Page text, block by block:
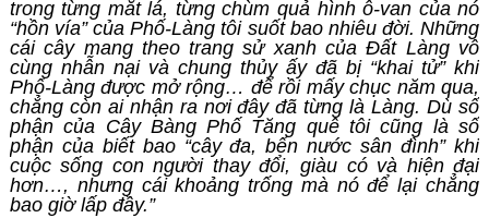
trong từng mắt lá, từng chùm quả hình ô-van của nó
“hồn vía” của Phố-Làng tôi suốt bao nhiêu đời. Những
cái cây mang theo trang sử xanh của Đất Làng vô
cùng nhẫn nại và chung thủy ấy đã bị “khai tử” khi
Phố-Làng được mở rộng… để rồi mấy chục năm qua,
chẳng còn ai nhận ra nơi đây đã từng là Làng. Dù số
phận của Cây Bàng Phố Tăng quê tôi cũng là số
phận của biết bao “cây đa, bến nước sân đình” khi
cuộc sống con người thay đổi, giàu có và hiện đại
hơn…, nhưng cái khoảng trống mà nó để lại chẳng
bao giờ lấp đầy.”